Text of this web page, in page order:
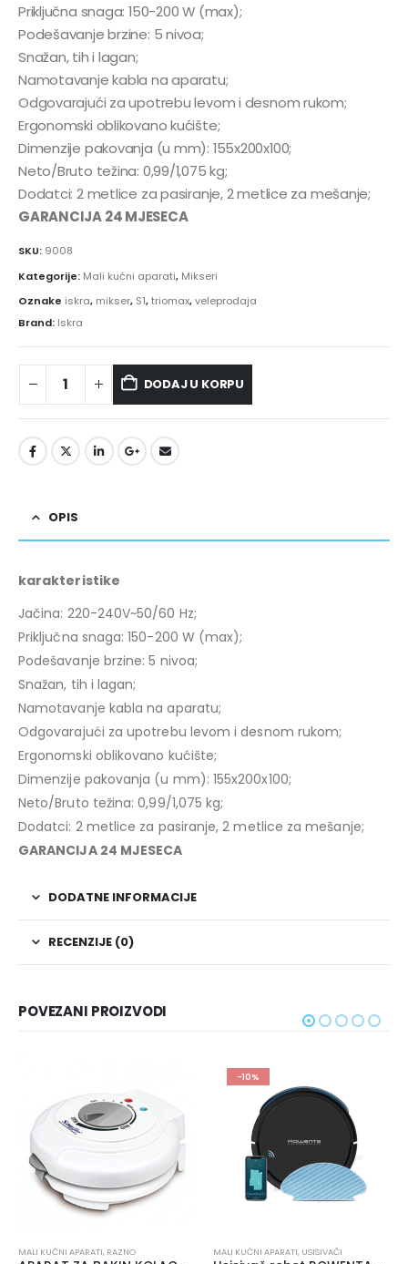
Priključna snaga: 150-200 W (max);
Podešavanje brzine: 5 nivoa;
Snažan, tih i lagan;
Namotavanje kabla na aparatu;
Odgovarajući za upotrebu levom i desnom rukom;
Ergonomski oblikovano kućište;
Dimenzije pakovanja (u mm): 155x200x100;
Neto/Bruto težina: 0,99/1,075 kg;
Dodatci: 2 metlice za pasiranje, 2 metlice za mešanje;
GARANCIJA 24 MJESECA
SKU: 9008
Kategorije: Mali kućni aparati, Mikseri
Oznake iskra, mikser, S1,triomax,veleprodaja
Brand: Iskra
DODAJ U KORPU
OPIS
karakteristike
Jačina: 220-240V~50/60 Hz;
Priključna snaga: 150-200 W (max);
Podešavanje brzine: 5 nivoa;
Snažan, tih i lagan;
Namotavanje kabla na aparatu;
Odgovarajući za upotrebu levom i desnom rukom;
Ergonomski oblikovano kućište;
Dimenzije pakovanja (u mm): 155x200x100;
Neto/Bruto težina: 0,99/1,075 kg;
Dodatci: 2 metlice za pasiranje, 2 metlice za mešanje;
GARANCIJA 24 MJESECA
DODATNE INFORMACIJE
RECENZIJE (0)
POVEZANI PROIZVODI
MALI KUĆNI APARATI, RAZNO
-10%
MALI KUĆNI APARATI, USISIVAČI